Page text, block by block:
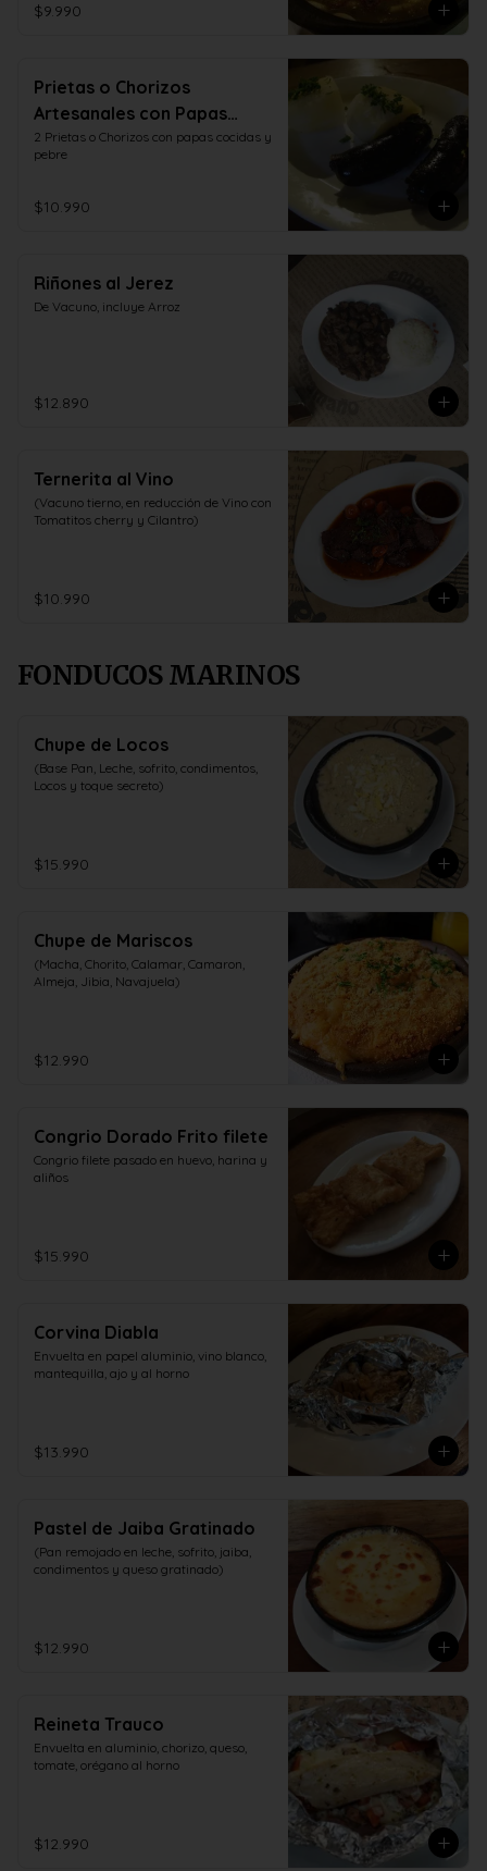
$9.990
Prietas o Chorizos
Artesanales con Papas
Cocidas y Pebre
2 Prietas o Chorizos con papas cocidas y
pebre
$10.990
Riñones al Jerez
De Vacuno, incluye Arroz
$12.890
Ternerita al Vino
(Vacuno tierno, en reducción de Vino con
Tomatitos cherry y Cilantro)
$10.990
FONDUCOS MARINOS
Chupe de Locos
(Base Pan, Leche, sofrito, condimentos,
Locos y toque secreto)
$15.990
Chupe de Mariscos
(Macha, Chorito, Calamar, Camaron,
Almeja, Jibia, Navajuela)
$12.990
Congrio Dorado Frito filete
Congrio filete pasado en huevo, harina y
aliños
$15.990
Corvina Diabla
Envuelta en papel aluminio, vino blanco,
mantequilla, ajo y al horno
$13.990
Pastel de Jaiba Gratinado
(Pan remojado en leche, sofrito, jaiba,
condimentos y queso gratinado)
$12.990
Reineta Trauco
Envuelta en aluminio, chorizo, queso,
tomate, orégano al horno
$12.990